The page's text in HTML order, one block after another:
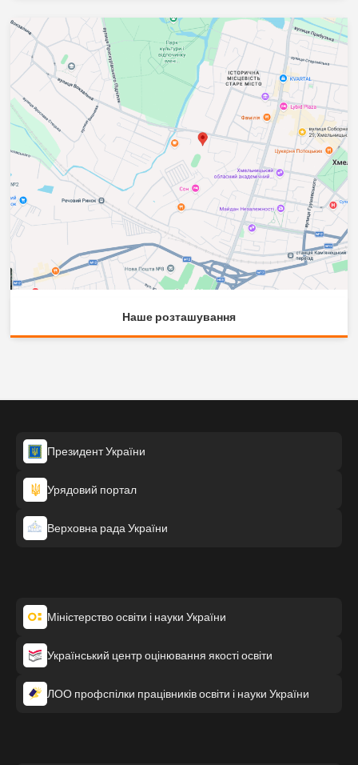
Наше розташування
Президент України
Урядовий портал
Верховна рада України
Міністерство освіти і науки України
Український центр оцінювання якості освіти
ЛОО профспілки працівників освіти і науки України